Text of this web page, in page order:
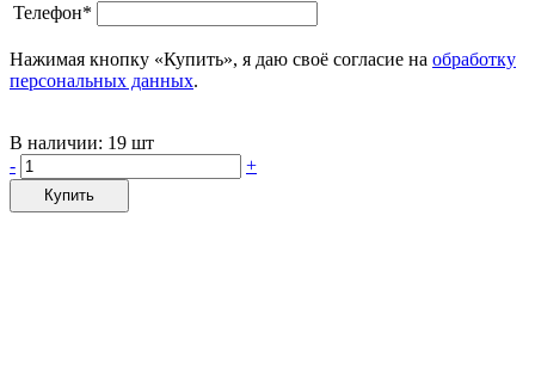
Телефон*
Нажимая кнопку «Купить», я даю своё согласие на обработку
персональных данных.
В наличии: 19 шт
-
+
Купить